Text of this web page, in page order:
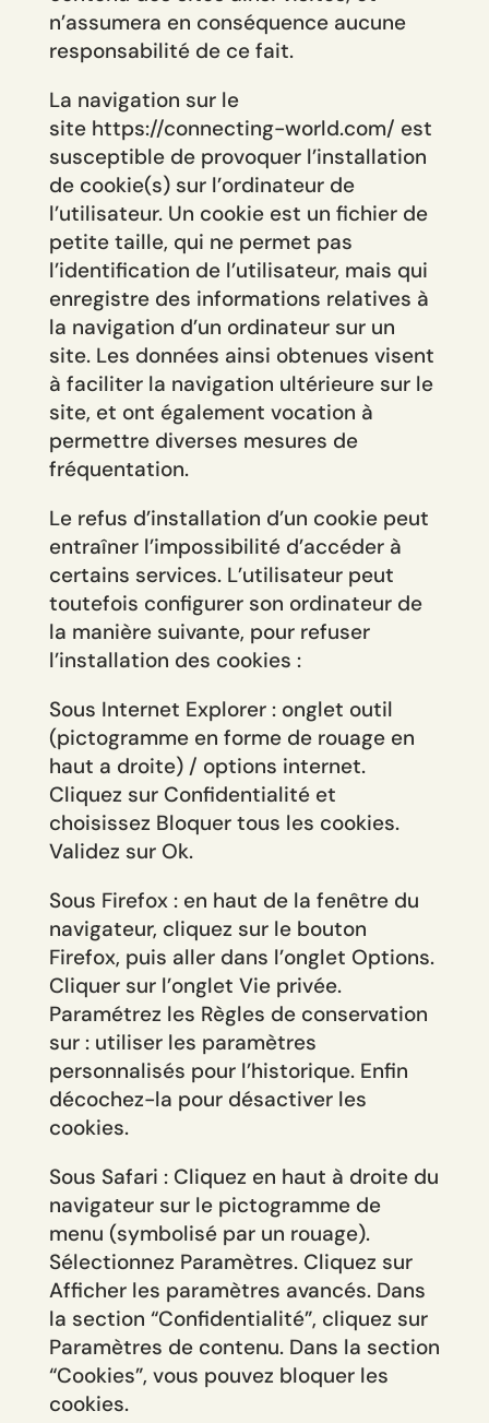
n’assumera en conséquence aucune
responsabilité de ce fait.
La navigation sur le
site https://connecting-world.com/ est
susceptible de provoquer l’installation
de cookie(s) sur l’ordinateur de
l’utilisateur. Un cookie est un fichier de
petite taille, qui ne permet pas
l’identification de l’utilisateur, mais qui
enregistre des informations relatives à
la navigation d’un ordinateur sur un
site. Les données ainsi obtenues visent
à faciliter la navigation ultérieure sur le
site, et ont également vocation à
permettre diverses mesures de
fréquentation.
Le refus d’installation d’un cookie peut
entraîner l’impossibilité d’accéder à
certains services. L’utilisateur peut
toutefois configurer son ordinateur de
la manière suivante, pour refuser
l’installation des cookies :
Sous Internet Explorer : onglet outil
(pictogramme en forme de rouage en
haut a droite) / options internet.
Cliquez sur Confidentialité et
choisissez Bloquer tous les cookies.
Validez sur Ok.
Sous Firefox : en haut de la fenêtre du
navigateur, cliquez sur le bouton
Firefox, puis aller dans l’onglet Options.
Cliquer sur l’onglet Vie privée.
Paramétrez les Règles de conservation
sur : utiliser les paramètres
personnalisés pour l’historique. Enfin
décochez-la pour désactiver les
cookies.
Sous Safari : Cliquez en haut à droite du
navigateur sur le pictogramme de
menu (symbolisé par un rouage).
Sélectionnez Paramètres. Cliquez sur
Afficher les paramètres avancés. Dans
la section “Confidentialité”, cliquez sur
Paramètres de contenu. Dans la section
“Cookies”, vous pouvez bloquer les
cookies.